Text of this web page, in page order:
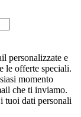
personalizzate e
le offerte speciali.
momento
che ti inviamo.
tuoi dati personali